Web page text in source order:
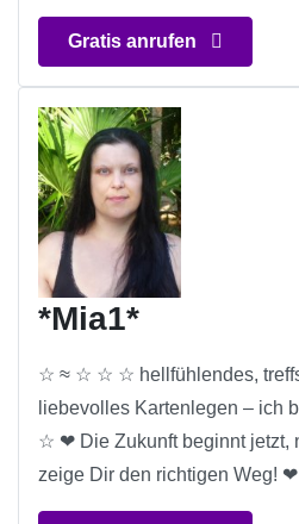
Gratis anrufen
*Mia1*
☆ ≈ ☆ ☆ ☆ hellfühlendes,
liebevolles Kartenlegen –
☆ ❤ Die Zukunft beginnt jetzt,
zeige Dir den richtigen Weg! ❤